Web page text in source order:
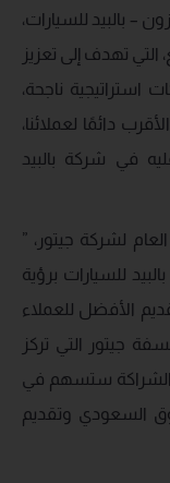
– بالبيد للسيارات،
تهدف إلى تعزيز
ناجحة،
دائمًا لعملائنا،
في شركة بالبيد
لشركة جيتور، ”
للسيارات برؤية
الأفضل للعملاء
جيتور التي تركز
الشراكة ستسهم في
السعودي وتقديم